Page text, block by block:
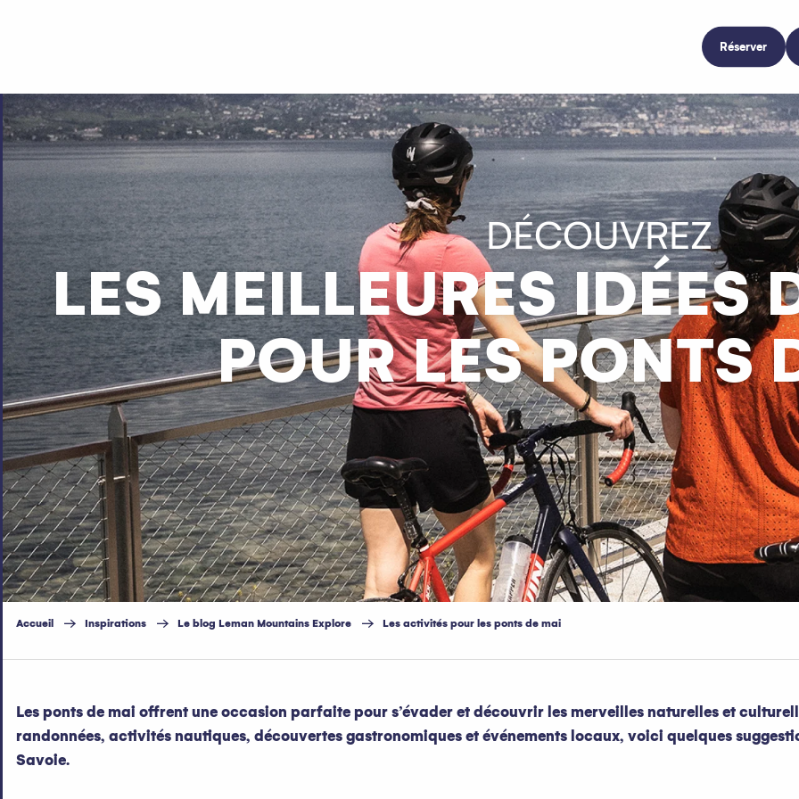
Réserver
DÉCOUVREZ
LES MEILLEURES IDÉES
POUR LES PONTS
Accueil Inspirations Le blog Leman Mountains Explore Les activités pour les ponts de mai
Les ponts de mai offrent une occasion parfaite pour s’évader et découvrir les merveilles naturelles et
randonnées, activités nautiques, découvertes gastronomiques et événements locaux, voici quelques
Savoie.